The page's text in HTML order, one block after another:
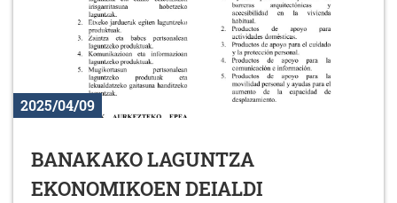
2025/04/09
BANAKAKO LAGUNTZA
EKONOMIKOEN DEIALDI